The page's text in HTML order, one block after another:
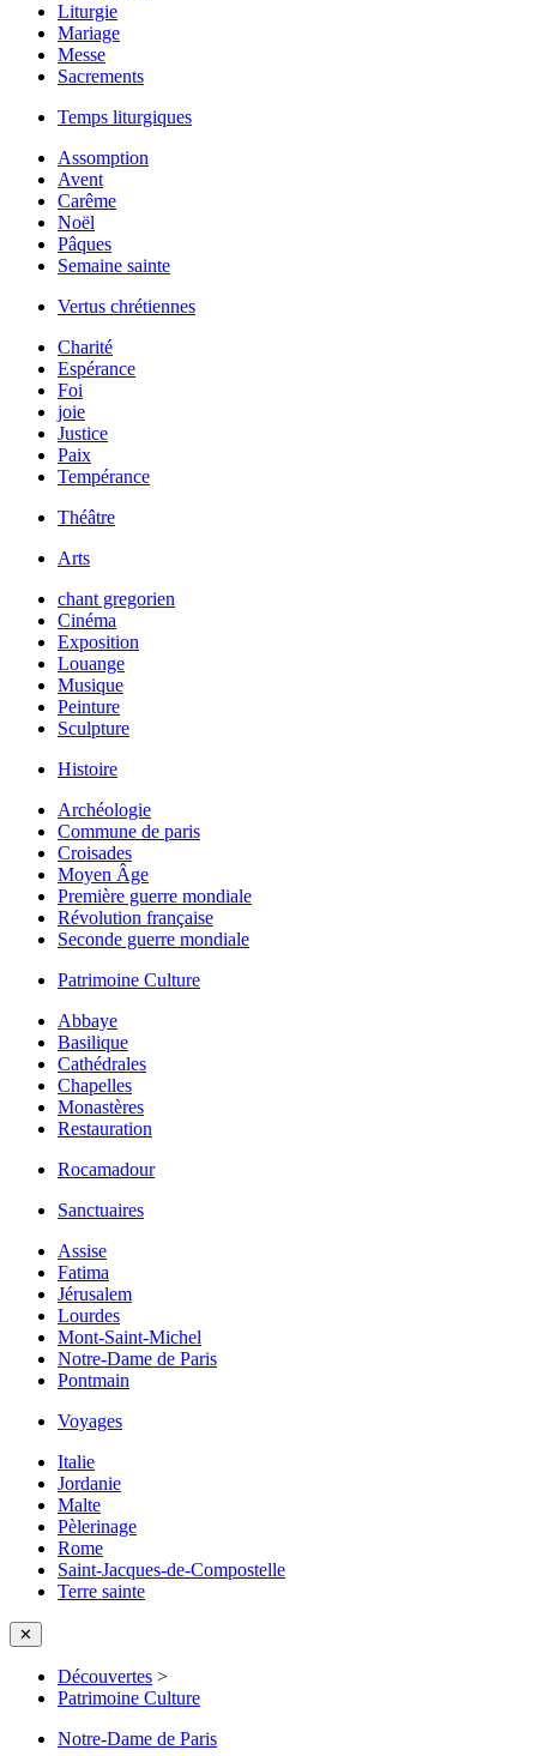
Liturgie
Mariage
Messe
Sacrements
Temps liturgiques
Assomption
Avent
Carême
Noël
Pâques
Semaine sainte
Vertus chrétiennes
Charité
Espérance
Foi
joie
Justice
Paix
Tempérance
Théâtre
Arts
chant gregorien
Cinéma
Exposition
Louange
Musique
Peinture
Sculpture
Histoire
Archéologie
Commune de paris
Croisades
Moyen Âge
Première guerre mondiale
Révolution française
Seconde guerre mondiale
Patrimoine Culture
Abbaye
Basilique
Cathédrales
Chapelles
Monastères
Restauration
Rocamadour
Sanctuaires
Assise
Fatima
Jérusalem
Lourdes
Mont-Saint-Michel
Notre-Dame de Paris
Pontmain
Voyages
Italie
Jordanie
Malte
Pèlerinage
Rome
Saint-Jacques-de-Compostelle
Terre sainte
✕
Découvertes >
Patrimoine Culture
Notre-Dame de Paris